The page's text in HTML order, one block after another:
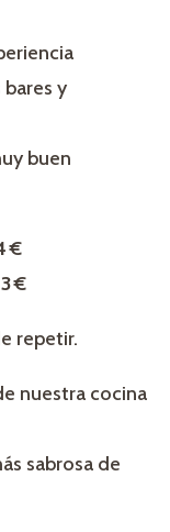
y
buen
€
3 €
repetir.
nuestra cocina
sabrosa de